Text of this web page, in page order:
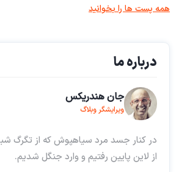
همه پست ها را بخوانید
درباره ما
جان هندریکس
ویرایشگر وبلاگ
در کنار جسد مرد سیاهپوش که از تگرگ
از لاین پایین رفتیم و وارد جنگل شدیم.